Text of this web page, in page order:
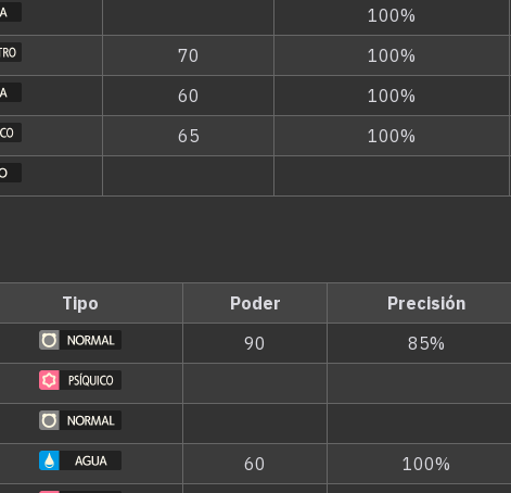
100%
70
100%
60
100%
65
100%
Tipo Poder
Precisión
90
85%
60
100%